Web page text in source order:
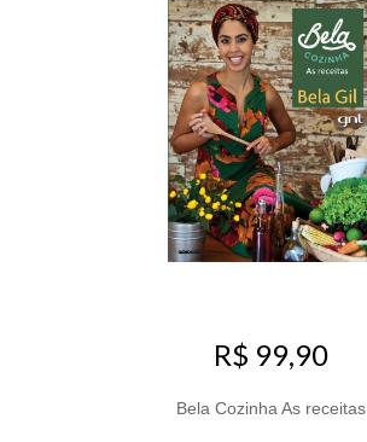
R$ 99,90
Bela Cozinha As receitas